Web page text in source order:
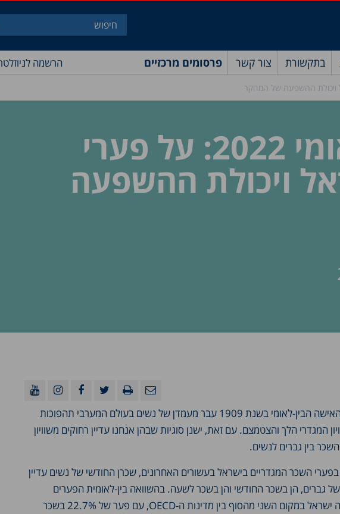
בתקשורת צור קשר פרסומים מרכזיים הרשמה
יום האישה הבין-לאומי 2022: על פערי
ויכולת ההשפעה
מאז צוין לראשונה יום האישה הבין-לאומי בשנת 1909 עבר מעמדן של נשים בעולם המערבי תהפוכות
המגדרי הלך והצטמצם. עם זאת, ישנן סוגיות שבהן אנחנו עדיין רחוקים משוויון
בין גברים לנשים.
השכר המגדריים בישראל בעשורים האחרונים, שכרן החודשי של נשים עדיין
גברים, הן בשכר החודשי והן בשכר לשעה. בהשוואה בין-לאומית הפערים
בולטים. ב-2018 דורגה ישראל במקום השני מהסוף בין מדינות ה-OECD, עם פער של 22.7% בשכר